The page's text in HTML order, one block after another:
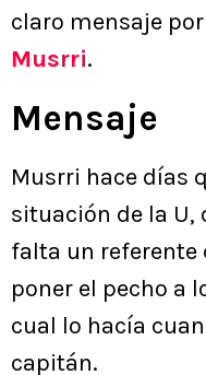
claro mensaje
Musrri.
Mensaje
Musrri hace días
situación de la U,
falta un referente
poner el pecho a
cual lo hacía
capitán.